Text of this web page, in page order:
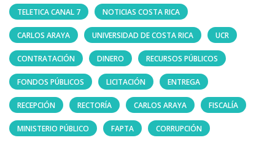
TELETICA CANAL 7 NOTICIAS COSTA RICA
CARLOS ARAYA UNIVERSIDAD DE COSTA RICA UCR
CONTRATACIÓN DINERO RECURSOS PÚBLICOS
FONDOS PÚBLICOS LICITACIÓN ENTREGA
RECEPCIÓN RECTORÍA CARLOS ARAYA FISCALÍA
MINISTERIO PÚBLICO FAPTA CORRUPCIÓN